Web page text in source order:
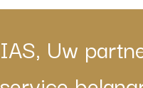
IAS, Uw